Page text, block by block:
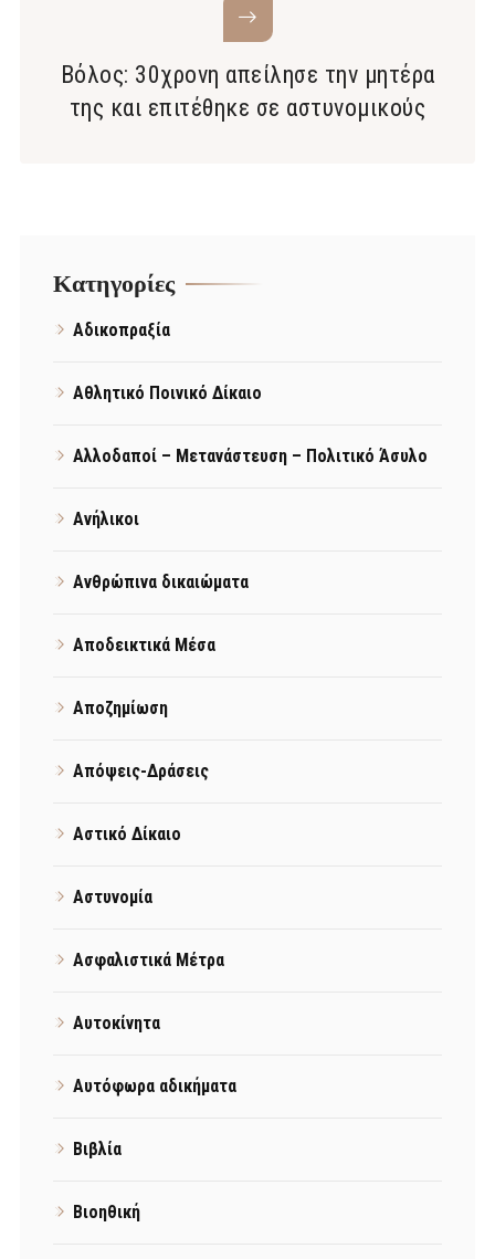
Βόλος: 30χρονη απείλησε την μητέρα
της και επιτέθηκε σε αστυνομικούς
Kατηγορίες
Αδικοπραξία
Αθλητικό Ποινικό Δίκαιο
Αλλοδαποί – Μετανάστευση – Πολιτικό Άσυλο
Ανήλικοι
Ανθρώπινα δικαιώματα
Αποδεικτικά Μέσα
Αποζημίωση
Απόψεις-Δράσεις
Αστικό Δίκαιο
Αστυνομία
Ασφαλιστικά Μέτρα
Αυτοκίνητα
Αυτόφωρα αδικήματα
Βιβλία
Βιοηθική